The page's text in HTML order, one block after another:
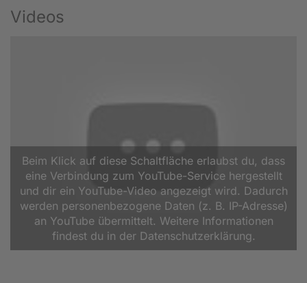
Videos
Beim Klick auf diese Schaltfläche erlaubst du, dass
eine Verbindung zum YouTube-Service hergestellt
und dir ein YouTube-Video angezeigt wird. Dadurch
werden personenbezogene Daten (z. B. IP-Adresse)
an YouTube übermittelt. Weitere Informationen
findest du in der Datenschutzerklärung.